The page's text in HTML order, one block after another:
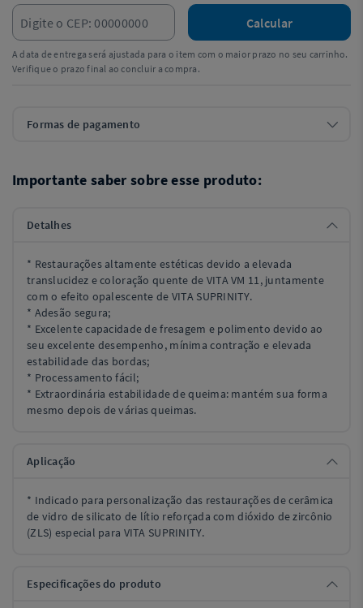
Calcular
A data de entrega será ajustada para o item com o maior prazo no seu carrinho.
Verifique o prazo final ao concluir a compra.
Formas de pagamento
Importante saber sobre esse produto:
Detalhes
* Restaurações altamente estéticas devido a elevada
translucidez e coloração quente de VITA VM 11, juntamente
com o efeito opalescente de VITA SUPRINITY.
* Adesão segura;
* Excelente capacidade de fresagem e polimento devido ao
seu excelente desempenho, mínima contração e elevada
estabilidade das bordas;
* Processamento fácil;
* Extraordinária estabilidade de queima: mantém sua forma
mesmo depois de várias queimas.
Aplicação
* Indicado para personalização das restaurações de cerâmica
de vidro de silicato de lítio reforçada com dióxido de zircônio
(ZLS) especial para VITA SUPRINITY.
Especificações do produto